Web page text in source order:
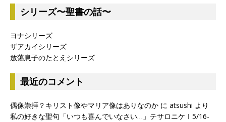
シリーズ〜聖書の話〜
ヨナシリーズ
ザアカイシリーズ
放蕩息子のたとえシリーズ
最近のコメント
偶像崇拝？キリスト像やマリア像はありなのか に atsushi より
私の好きな聖句「いつも喜んでいなさい…」テサロニケⅠ5/16-